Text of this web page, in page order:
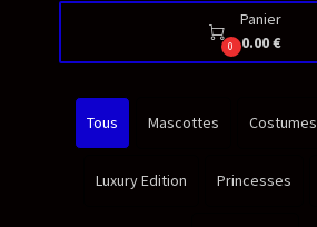

0
Panier
0.00 €
Tous Mascottes Costumes
Luxury Edition Princesses